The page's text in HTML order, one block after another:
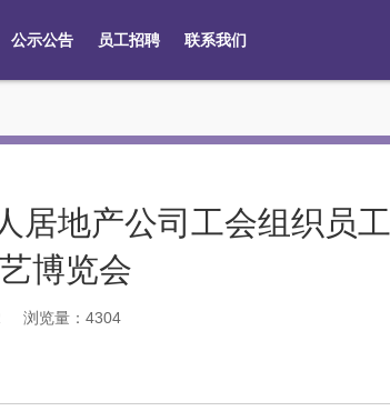
公示公告 员工招聘 联系我们
居地产公司工会组织员
博览会
浏览量： 4304